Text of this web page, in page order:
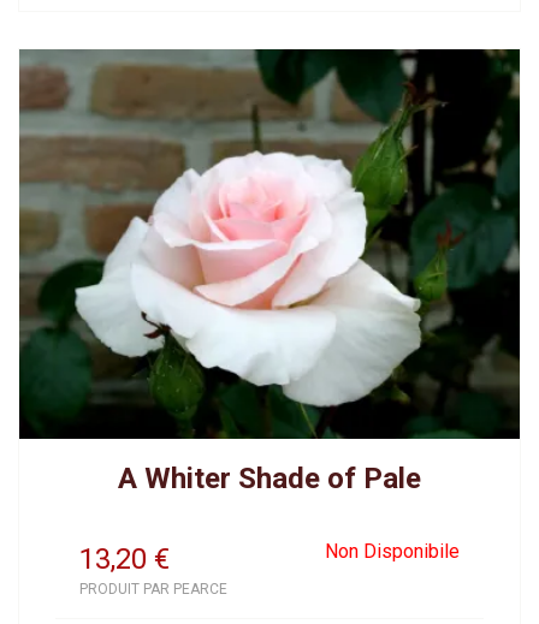
A Whiter Shade of Pale
13,20 Non Disponibile
€
PRODUIT PAR PEARCE